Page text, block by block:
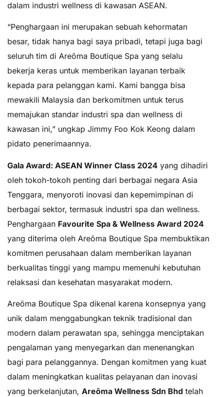
dalam industri wellness di kawasan ASEAN.
“Penghargaan ini merupakan sebuah kehormatan
besar, tidak hanya bagi saya pribadi, tetapi juga bagi
seluruh tim di Areõma Boutique Spa yang selalu
bekerja keras untuk memberikan layanan terbaik
kepada para pelanggan kami. Kami bangga bisa
mewakili Malaysia dan berkomitmen untuk terus
memajukan standar industri spa dan wellness di
kawasan ini,” ungkap Jimmy Foo Kok Keong dalam
pidato penerimaannya.
Gala Award: ASEAN Winner Class 2024 yang dihadiri
oleh tokoh-tokoh penting dari berbagai negara Asia
Tenggara, menyoroti inovasi dan kepemimpinan di
berbagai sektor, termasuk industri spa dan wellness.
Penghargaan Favourite Spa & Wellness Award 2024
yang diterima oleh Areõma Boutique Spa membuktikan
komitmen perusahaan dalam memberikan layanan
berkualitas tinggi yang mampu memenuhi kebutuhan
relaksasi dan kesehatan masyarakat modern.
Areõma Boutique Spa dikenal karena konsepnya yang
unik dalam menggabungkan teknik tradisional dan
modern dalam perawatan spa, sehingga menciptakan
pengalaman yang menyegarkan dan menenangkan
bagi para pelanggannya. Dengan komitmen yang kuat
dalam meningkatkan kualitas pelayanan dan inovasi
yang berkelanjutan, Areõma Wellness Sdn Bhd telah